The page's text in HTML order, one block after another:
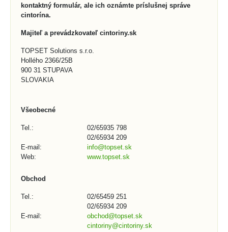
kontaktný formulár, ale ich oznámte príslušnej správe
cintorína.
Majiteľ a prevádzkovateľ cintoriny.sk
TOPSET Solutions s.r.o.
Hollého 2366/25B
900 31 STUPAVA
SLOVAKIA
Všeobecné
Tel.:
02/65935 798
02/65934 209
E-mail:
info@topset.sk
Web:
www.topset.sk
Obchod
Tel.:
02/65459 251
02/65934 209
E-mail:
obchod@topset.sk
cintoriny@cintoriny.sk